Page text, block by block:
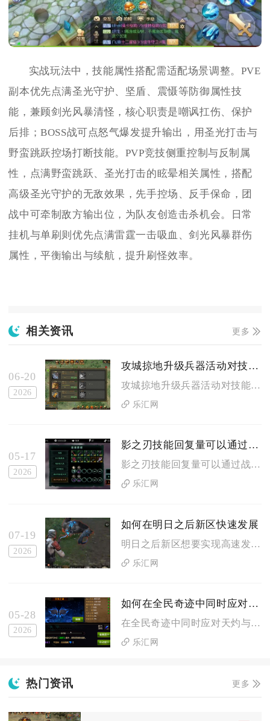
实战玩法中，技能属性搭配需适配场景调整。PVE
副本优先点满圣光守护、坚盾、震慑等防御属性技
能，兼顾剑光风暴清怪，核心职责是嘲讽扛伤、保护
后排；BOSS战可点怒气爆发提升输出，用圣光打击与
野蛮跳跃控场打断技能。PVP竞技侧重控制与反制属
性，点满野蛮跳跃、圣光打击的眩晕相关属性，搭配
高级圣光守护的无敌效果，先手控场、反手保命，团
战中可牵制敌方输出位，为队友创造击杀机会。日常
挂机与单刷则优先点满雷霆一击吸血、剑光风暴群伤
属性，平衡输出与续航，提升刷怪效率。
相关资讯 更多
06-20
2026
攻城掠地升级兵器活动对技能的要求是什么
攻城掠地升级兵器活动对技能的核心要求是：优先满攻击类被动、必...
乐汇网
05-17
2026
影之刃技能回复量可以通过战斗策略优化吗
影之刃技能回复量可以通过战斗策略优化，合理规划技能循环、杀意...
乐汇网
07-19
2026
如何在明日之后新区快速发展
明日之后新区想要实现高速发育，核心逻辑是优先拉满三围熟练度快...
乐汇网
05-28
2026
如何在全民奇迹中同时应对天灼和天灵石燃烧
在全民奇迹中同时应对天灼与天灵石燃烧，核心是靠精灵羁绊减伤、...
乐汇网
热门资讯 更多